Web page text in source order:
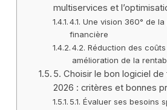
multiservices et
4.1. Une vision 360° de
financière
4.2. Réduction des
amélioration de la
5. Choisir le bon logiciel de
2026 : critères et bonnes
5.1. Évaluer ses besoins